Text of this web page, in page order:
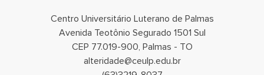
Centro Universitário Luterano de Palmas
Avenida Teotônio Segurado 1501 Sul
CEP 77.019-900, Palmas - TO
alteridade@ceulp.edu.br